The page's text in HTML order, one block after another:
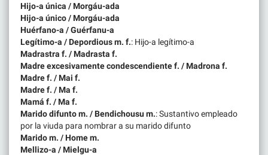
Hijo-a única / Morgáu-ada
Hijo-a único / Morgáu-ada
Huérfano-a / Guérfanu-a
Legítimo-a / Depordious m. f.: Hijo-a legítimo-a
Madrastra f. / Madrasta f.
Madre excesivamente condescendiente f. / Madrona f.
Madre f. / Mai f.
Madre f. / Ma f.
Mamá f. / Ma f.
Marido difunto m. / Bendichousu m.: Sustantivo empleado
por la viuda para nombrar a su marido difunto
Marido m. / Home m.
Mellizo-a / Mielgu-a